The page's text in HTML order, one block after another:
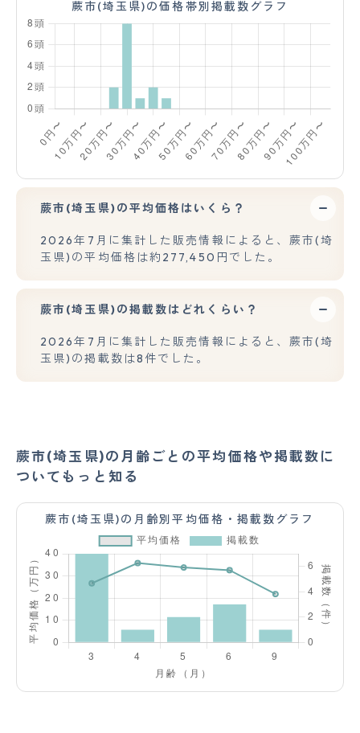
蕨市(埼玉県)の価格帯別掲載数グラフ
蕨市(埼玉県)の平均価格はいくら？
2026年7月に集計した販売情報によると、蕨市(埼
玉県)の平均価格は約277,450円でした。
蕨市(埼玉県)の掲載数はどれくらい？
2026年7月に集計した販売情報によると、蕨市(埼
玉県)の掲載数は8件でした。
蕨市(埼玉県)の月齢ごとの平均価格や掲載数に
ついてもっと知る
蕨市(埼玉県)の月齢別平均価格・掲載数グラフ